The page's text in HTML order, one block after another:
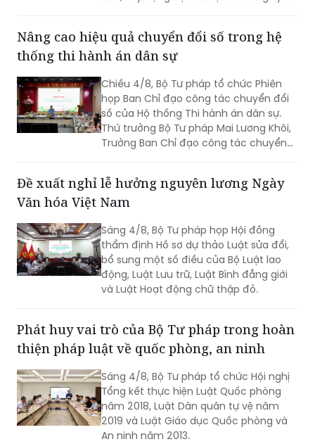
trưởng Đặng Hoàng Oanh.
Nâng cao hiệu quả chuyển đổi số trong hệ
thống thi hành án dân sự
Chiều 4/8, Bộ Tư pháp tổ chức Phiên
họp Ban Chỉ đạo công tác chuyển đổi
số của Hộ thống Thi hành án dân sự.
Thứ trưởng Bộ Tư pháp Mai Lương Khôi,
Trưởng Ban Chỉ đạo công tác chuyển
Đề xuất nghỉ lễ hưởng nguyên lương Ngày
Văn hóa Việt Nam
Sáng 4/8, Bộ Tư pháp họp Hội đồng
thẩm định Hồ sơ dự thảo Luật sửa đổi,
bổ sung một số điều của Bộ Luật lao
động, Luật Lưu trữ, Luật Bình đẳng giới
và Luật Hoạt động chữ thập đỏ.
Phát huy vai trò của Bộ Tư pháp trong hoàn
thiện pháp luật về quốc phòng, an ninh
Sáng 4/8, Bộ Tư pháp tổ chức Hội nghị
Tổng kết thực hiện Luật Quốc phòng
năm 2018, Luật Dân quân tự vệ năm
2019 và Luật Giáo dục Quốc phòng và
An ninh năm 2013.